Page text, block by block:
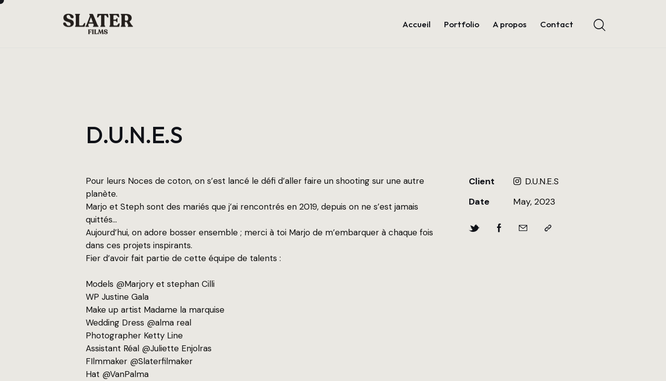
Accueil Portfolio A propos Contact
D.U.N.E.S
Pour leurs Noces de coton, on s’est lancé le défi d’aller faire un shooting sur une autre
planète.
Marjo et Steph sont des mariés que j’ai rencontrés en 2019, depuis on ne s’est jamais
quittés…
Aujourd’hui, on adore bosser ensemble ; merci à toi Marjo de m’embarquer à chaque fois
dans ces projets inspirants.
Fier d’avoir fait partie de cette équipe de talents :
Models @Marjory et stephan Cilli
WP Justine Gala
Make up artist Madame la marquise
Wedding Dress @alma real
Photographer Ketty Line
Assistant Réal @Juliette Enjolras
FIlmmaker @Slaterfilmaker
Hat @VanPalma
Client
D.U.N.E.S
Date
May, 2023